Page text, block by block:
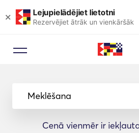
× Lejupielādējiet lietotni
Rezervējiet ātrāk un vienkāršāk
Meklēšana
Cenā vienmēr ir